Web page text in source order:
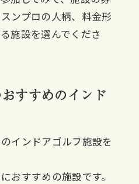
ンプロの人柄、料金形
施設を選んでくださ
すすめのインド
インドアゴルフ施設を
おすすめの施設です。